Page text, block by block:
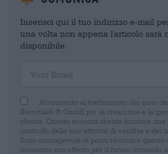
Inserisci qui il tuo indirizzo e-mail
una volta non appena l'articolo sarà
disponibile.
Acconsento al trattamento dei miei
Bierothek ® GmbH per la creazione e la
cliente. Questo account cliente fornisce una
controllo delle mie attività di vendita e dei
Sono consapevole di poter revocare questo
momento con effetto per il futuro inviando